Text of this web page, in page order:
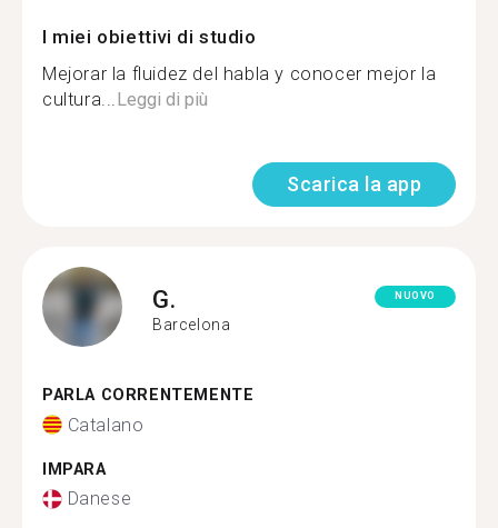
I miei obiettivi di studio
Mejorar la fluidez del habla y conocer mejor la
cultura...Leggi di più
Scarica la app
G.
Barcelona
NUOVO
PARLA CORRENTEMENTE
Catalano
IMPARA
Danese